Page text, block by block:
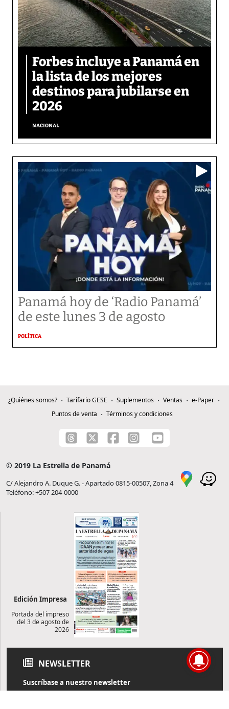
Forbes incluye a Panamá en
la lista de los mejores
destinos para jubilarse en
2026
NACIONAL
Panamá hoy de ‘Radio Panamá’
de este lunes 3 de agosto
POLÍTICA
¿Quiénes somos? Tarifario GESE Suplementos Ventas
e-Paper
Puntos de venta
Términos y condiciones
© 2019 La Estrella de Panamá
C/ Alejandro A. Duque G. - Apartado 0815-00507, Zona 4
Teléfono: +507 204-0000
Edición Impresa
Portada del impreso
del 3 de agosto de
2026
NEWSLETTER
Suscríbase a nuestro newsletter
Reciba diariamente información de actualidad directamente en